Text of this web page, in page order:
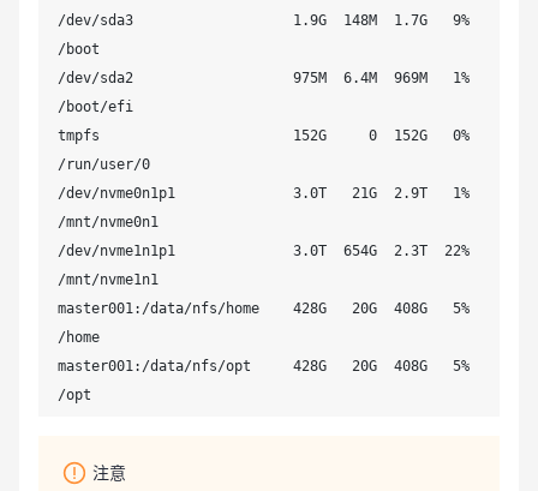
/dev/sda3                   1.9G  148M  1.7G   9%
/boot
/dev/sda2                   975M  6.4M  969M   1%
/boot/efi
tmpfs                       152G     0  152G   0%
/run/user/0
/dev/nvme0n1p1              3.0T   21G  2.9T   1%
/mnt/nvme0n1
/dev/nvme1n1p1              3.0T  654G  2.3T  22%
/mnt/nvme1n1
master001:/data/nfs/home    428G   20G  408G   5%
/home
master001:/data/nfs/opt     428G   20G  408G   5%
/opt
注意